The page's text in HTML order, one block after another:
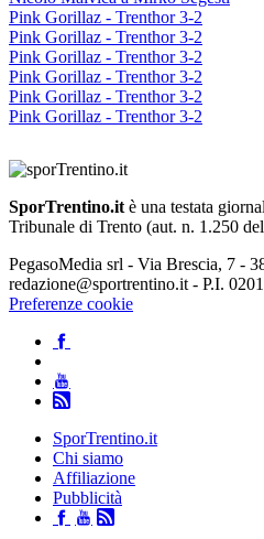
Pink Gorillaz - Trenthor 3-2
Pink Gorillaz - Trenthor 3-2
Pink Gorillaz - Trenthor 3-2
Pink Gorillaz - Trenthor 3-2
Pink Gorillaz - Trenthor 3-2
Pink Gorillaz - Trenthor 3-2
SporTrentino.it è una testata
Tribunale di Trento (aut. n. 1.250
PegasoMedia srl - Via Brescia, 7 -
redazione@sportrentino.it - P.I.
Preferenze cookie
SporTrentino.it
Chi siamo
Affiliazione
Pubblicità